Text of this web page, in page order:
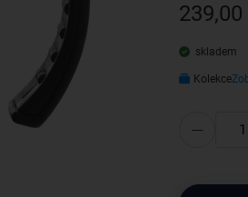
239,00
skladem
Kolekce